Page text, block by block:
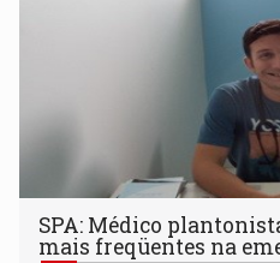
SPA: Médico
mais freqüentes na